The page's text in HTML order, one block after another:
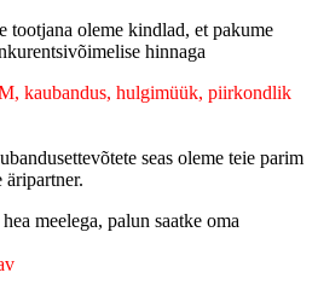
tootjana oleme kindlad, et pakume
hinnaga
kaubandus, hulgimüük, piirkondlik
seas oleme teie parim
äripartner.
meelega, palun saatke oma